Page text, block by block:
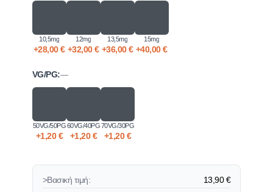
10,5mg
+28,00€
12mg
+32,00€
13,5mg
+36,00€
15mg
+40,00€
VG/PG:—
50VG/50PG
+1,20€
60VG/40PG
+1,20€
70VG/30PG
+1,20€
>Βασική τιμή: 13,90€